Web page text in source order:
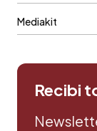
Mediakit
Recibi